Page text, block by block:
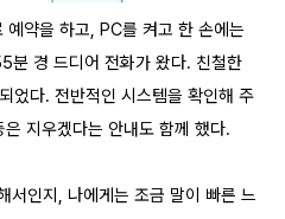
약을 하고, PC를 켜고 한 손에는
분 경 드디어 전화가 왔다. 친철한
었다. 전반적인 시스템을 확인해 주
지우겠다는 안내도 함께 했다.
서인지, 나에게는 조금 말이 빠른 느